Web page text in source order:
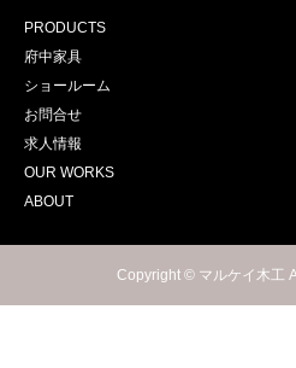
PRODUCTS
府中家具
ショールーム
お問合せ
求人情報
OUR WORKS
ABOUT
Copyright © マルケイ木工